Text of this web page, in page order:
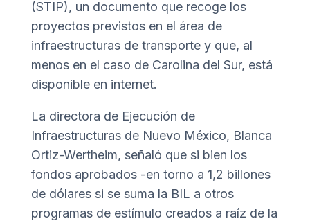
(STIP), un documento que recoge los
proyectos previstos en el área de
infraestructuras de transporte y que, al
menos en el caso de Carolina del Sur, está
disponible en internet.
La directora de Ejecución de
Infraestructuras de Nuevo México, Blanca
Ortiz-Wertheim, señaló que si bien los
fondos aprobados -en torno a 1,2 billones
de dólares si se suma la BIL a otros
programas de estímulo creados a raíz de la